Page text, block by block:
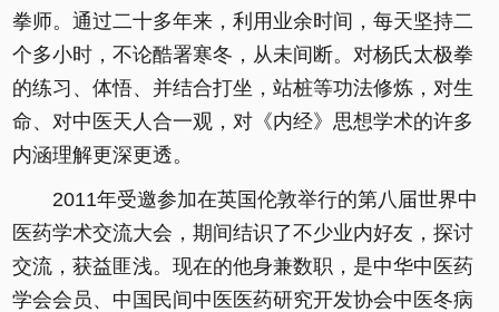
拳师。通过二十多年来，利用业余时间，每天坚持二
个多小时，不论酷署寒冬，从未间断。对杨氏太极拳
的练习、体悟、并结合打坐，站桩等功法修炼，对生
命、对中医天人合一观，对《内经》思想学术的许多
内涵理解更深更透。
2011年受邀参加在英国伦敦举行的第八届世界中
医药学术交流大会，期间结识了不少业内好友，探讨
交流，获益匪浅。现在的他身兼数职，是中华中医药
学会会员、中国民间中医医药研究开发协会中医冬病